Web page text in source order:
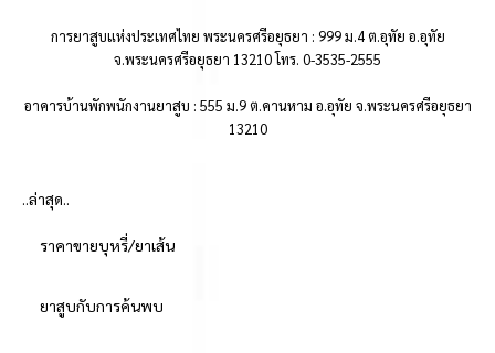
การยาสูบแห่งประเทศไทย พระนครศรีอยุธยา : 999 ม.4 ต.อุทัย อ.อุทัย
จ.พระนครศรีอยุธยา 13210 โทร. 0-3535-2555
อาคารบ้านพักพนักงานยาสูบ : 555 ม.9 ต.คานหาม อ.อุทัย จ.พระนครศรีอยุธยา
13210
..ล่าสุด..
ราคาขายบุหรี่/ยาเส้น
ยาสูบกับการค้นพบ